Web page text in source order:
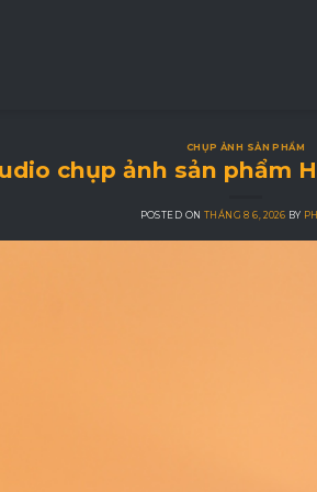
CHỤP ẢNH SẢN PHẨM
chụp ảnh sản phẩm
POSTED ON THÁNG 8 6, 2026 BY